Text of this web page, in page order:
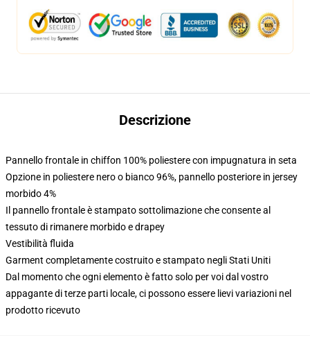
Descrizione
Pannello frontale in chiffon 100% poliestere con impugnatura in seta
Opzione in poliestere nero o bianco 96%, pannello posteriore in jersey
morbido 4%
Il pannello frontale è stampato sottolimazione che consente al
tessuto di rimanere morbido e drapey
Vestibilità fluida
Garment completamente costruito e stampato negli Stati Uniti
Dal momento che ogni elemento è fatto solo per voi dal vostro
appagante di terze parti locale, ci possono essere lievi variazioni nel
prodotto ricevuto